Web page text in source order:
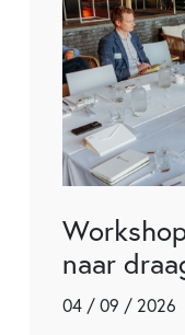
naar
04 / 09 / 2026